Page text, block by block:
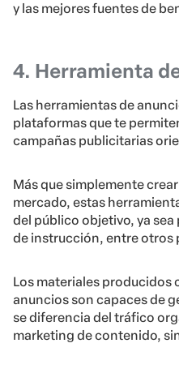
y las mejores fuentes de
4. Herramienta
Las herramientas de
plataformas que te
campañas publicitarias
Más que simplemente
mercado, estas
del público objetivo, ya
de instrucción, entre otros
Los materiales producidos
anuncios son capaces de
se diferencia del tráfico
marketing de contenido,